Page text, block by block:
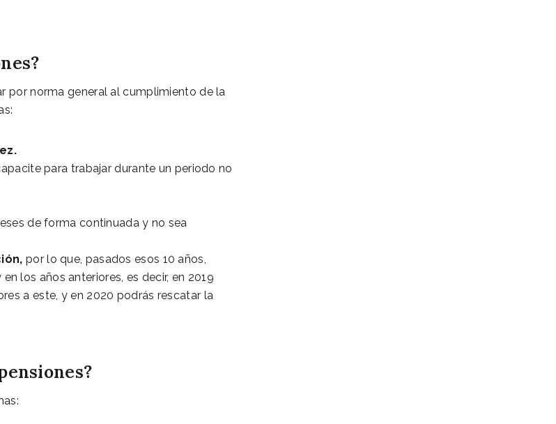
por norma general al cumplimiento de la
para trabajar durante un periodo no
de forma continuada y no sea
por lo que, pasados esos 10 años,
los años anteriores, es decir, en 2019
a este, y en 2020 podrás rescatar la